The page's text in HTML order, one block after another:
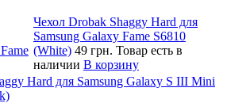
Чехол Drobak Shaggy Hard для
Samsung Galaxy Fame S6810
(White) 49 грн. Товар есть в
наличии В корзину
Hard для Samsung Galaxy S III Mini